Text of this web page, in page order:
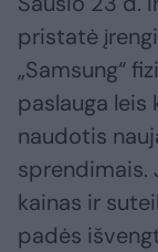
pristatė
„Samsung“
paslauga leis
naudotis
sprendimais.
kainas ir
padės